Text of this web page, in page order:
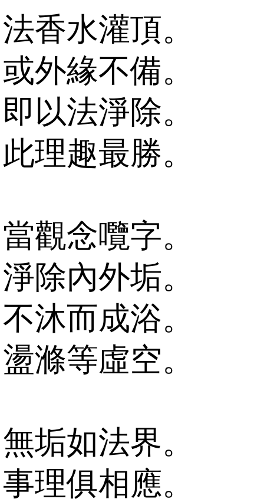
法香水灌頂。
或外緣不備。
即以法淨除。
此理趣最勝。
當觀念囕字。
淨除內外垢。
不沐而成浴。
盪滌等虛空。
無垢如法界。
事理俱相應。